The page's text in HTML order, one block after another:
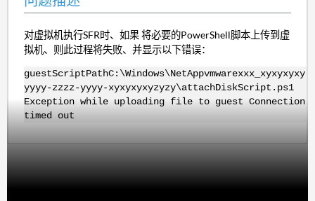
对虚拟机执行SFR时、如果 将必要的PowerShell脚本上传到虚
拟机、则此过程将失败、并显示以下错误：
guestScriptPathC:\Windows\NetAppvmwarexxx_xyxyxyxy-
yyyy-zzzz-yyyy-xyxyxyxyzyzy\attachDiskScript.ps1
Exception while uploading file to guest Connection
timed out